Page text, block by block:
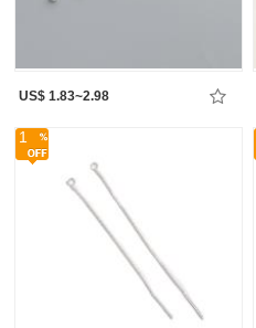
US$ 1.83~2.98
1